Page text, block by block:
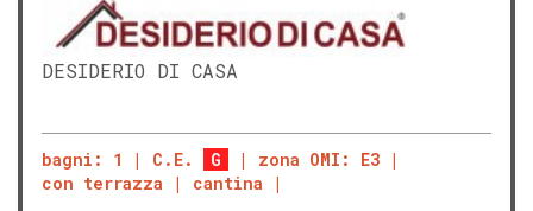
DESIDERIO DI CASA
bagni: 1 C.E. G
zona OMI: E3
con terrazza
cantina